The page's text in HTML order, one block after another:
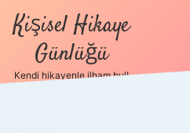
Kişisel Hikaye
Günlüğü
Kendi hikayenle ilham bul!